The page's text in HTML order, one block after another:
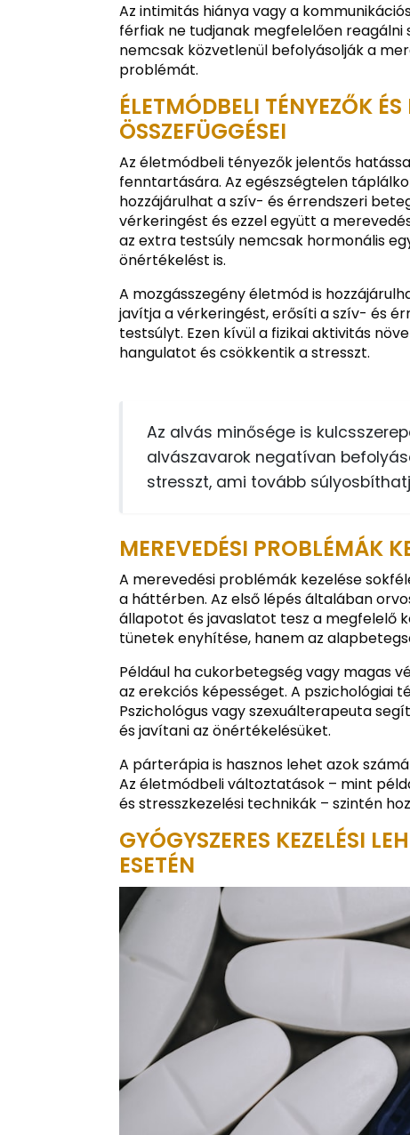
Az intimitás hiánya vagy a
férfiak ne tudjanak megfelelően reagálni
nemcsak közvetlenül befolyásolják a
problémát.
ÉLETMÓDBELI TÉNYEZŐK
ÖSSZEFÜGGÉSEI
Az életmódbeli tényezők jelentős
fenntartására. Az egészségtelen
hozzájárulhat a szív- és érrendszeri
vérkeringést és ezzel együtt a
az extra testsúly nemcsak hormonális
önértékelést is.
A mozgásszegény életmód is
javítja a vérkeringést, erősíti a szív- és
testsúlyt. Ezen kívül a fizikai aktivitás
hangulatot és csökkentik a stresszt.
Az alvás minősége is
alvászavarok negatívan
stresszt, ami tovább
MEREVEDÉSI PROBLÉMÁK
A merevedési problémák kezelése
a háttérben. Az első lépés általában
állapotot és javaslatot tesz a megfelelő
tünetek enyhítése, hanem az
Például ha cukorbetegség vagy magas
az erekciós képességet. A pszichológiai
Pszichológus vagy szexuálterapeuta
és javítani az önértékelésüket.
A párterápia is hasznos lehet azok
Az életmódbeli változtatások – mint
és stresszkezelési technikák – szintén
GYÓGYSZERES KEZELÉSI
ESETÉN